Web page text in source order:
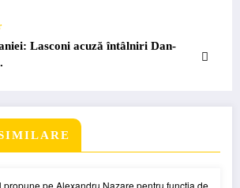
Lasconi acuză întâlniri Dan-